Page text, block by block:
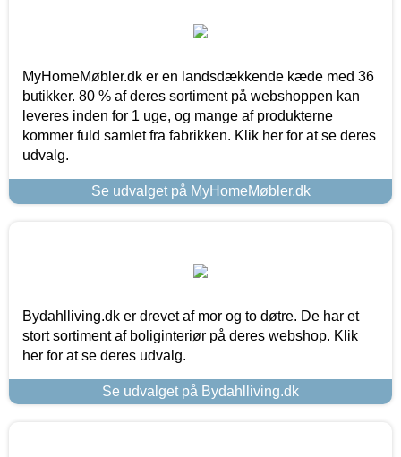
MyHomeMøbler.dk er en landsdækkende kæde med 36
butikker. 80 % af deres sortiment på webshoppen kan
leveres inden for 1 uge, og mange af produkterne
kommer fuld samlet fra fabrikken. Klik her for at se deres
udvalg.
Se udvalget på MyHomeMøbler.dk
Bydahlliving.dk er drevet af mor og to døtre. De har et
stort sortiment af boliginteriør på deres webshop. Klik
her for at se deres udvalg.
Se udvalget på Bydahlliving.dk